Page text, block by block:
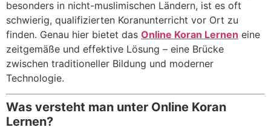
besonders in nicht-muslimischen Ländern, ist es oft
schwierig, qualifizierten Koranunterricht vor Ort zu
finden. Genau hier bietet das Online Koran Lernen eine
zeitgemäße und effektive Lösung – eine Brücke
zwischen traditioneller Bildung und moderner
Technologie.
Was versteht man unter Online Koran
Lernen?